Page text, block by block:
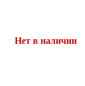
Нет в наличии